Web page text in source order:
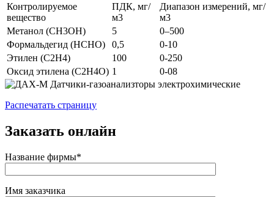
Контролируемое
вещество
ПДК, мг/
м3
Диапазон измерений, мг/
м3
Метанол (СН3ОН)
5
0–500
Формальдегид (НСНО)
0,5
0-10
Этилен (С2Н4)
100
0-250
Оксид этилена (C2H4O) 1 0-08
Распечатать страницу
Заказать онлайн
Название фирмы*
Имя заказчика